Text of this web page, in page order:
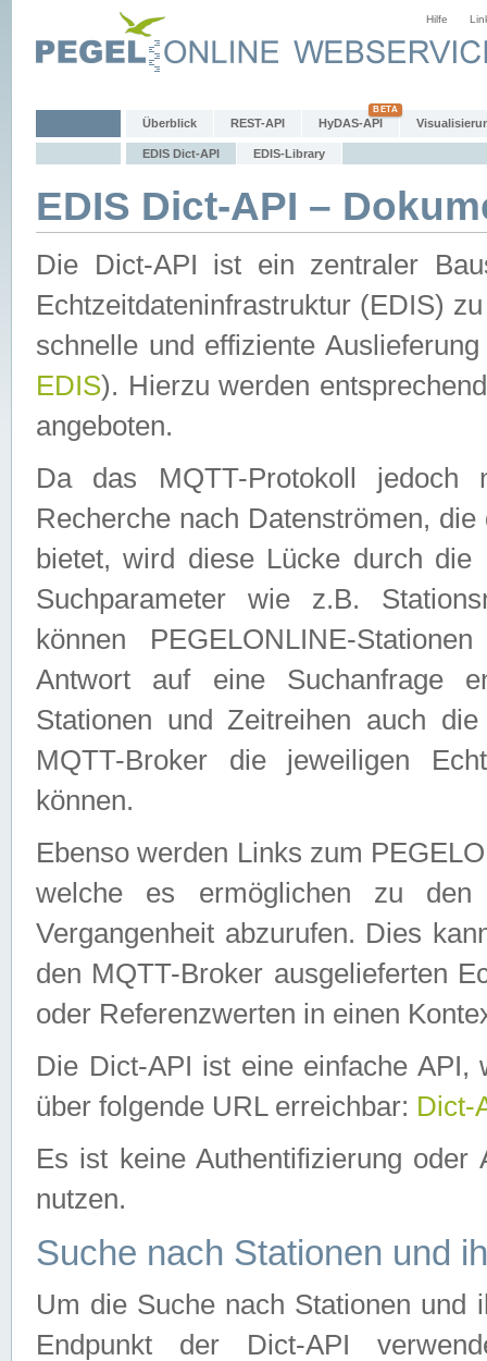
Hilfe
Überblick REST-API HyDAS-API
EDIS Dict-API EDIS-Library
EDIS Dict-API –
Die Dict-API ist ein zentraler
Echtzeitdateninfrastruktur (EDIS)
schnelle und effiziente
EDIS). Hierzu werden
angeboten.
Da das MQTT-Protokoll jedoch
Recherche nach Datenströmen,
bietet, wird diese Lücke durch die
Suchparameter wie z.B.
können PEGELONLINE-
Antwort auf eine Suchanfrage
Stationen und Zeitreihen auch
MQTT-Broker die jeweiligen
können.
Ebenso werden Links zum
welche es ermöglichen zu den
Vergangenheit abzurufen. Dies
den MQTT-Broker ausgelieferten
oder Referenzwerten in einen
Die Dict-API ist eine einfache API,
über folgende URL erreichbar: Dict-
Es ist keine Authentifizierung
nutzen.
Suche nach Stationen und
Um die Suche nach Stationen und
Endpunkt der Dict-API